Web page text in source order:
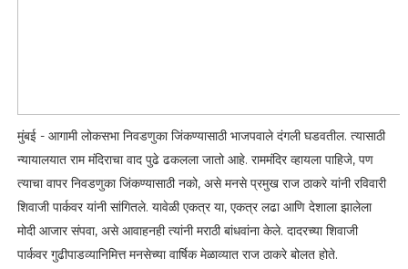
मुंबई - आगामी लोकसभा निवडणुका जिंकण्यासाठी भाजपवाले दंगली घडवतील. त्यासाठी
न्यायालयात राम मंदिराचा वाद पुढे ढकलला जातो आहे. राममंदिर व्हायला पाहिजे, पण
त्याचा वापर निवडणुका जिंकण्यासाठी नको, असे मनसे प्रमुख राज ठाकरे यांनी रविवारी
शिवाजी पार्कवर यांनी सांगितले. यावेळी एकत्र या, एकत्र लढा आणि देशाला झालेला
मोदी आजार संपवा, असे आवाहनही त्यांनी मराठी बांधवांना केले. दादरच्या शिवाजी
पार्कवर गुढीपाडव्यानिमित्त मनसेच्या वार्षिक मेळाव्यात राज ठाकरे बोलत होते.